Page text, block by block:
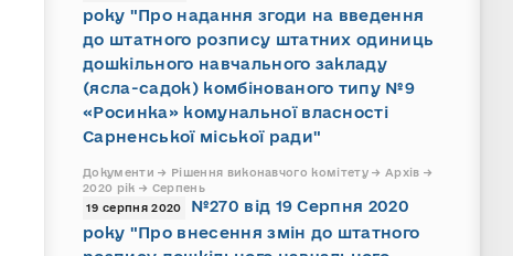
року "Про надання згоди на введення
до штатного розпису штатних одиниць
дошкільного навчального закладу
(ясла-садок) комбінованого типу №9
«Росинка» комунальної власності
Сарненської міської ради"
Документи → Рішення виконавчого комітету → Архів →
2020 рік → Серпень
19 серпня 2020
№270 від 19 Серпня 2020
року "Про внесення змін до штатного